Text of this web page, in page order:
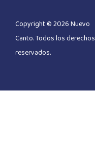
Copyright © 2026 Nuevo
Canto. Todos los derechos
reservados.